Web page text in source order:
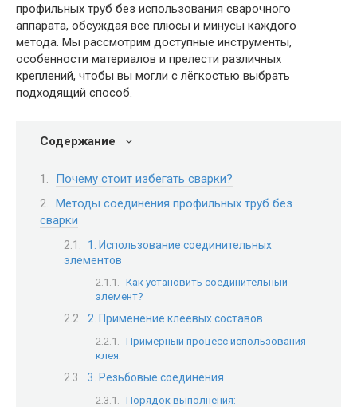
профильных труб без использования сварочного
аппарата, обсуждая все плюсы и минусы каждого
метода. Мы рассмотрим доступные инструменты,
особенности материалов и прелести различных
креплений, чтобы вы могли с лёгкостью выбрать
подходящий способ.
Содержание
Почему стоит избегать сварки?
Методы соединения профильных труб без
сварки
1. Использование соединительных
элементов
Как установить соединительный
элемент?
2. Применение клеевых составов
Примерный процесс использования
клея:
3. Резьбовые соединения
Порядок выполнения: